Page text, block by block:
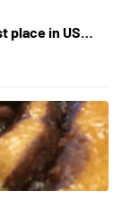
place in US…